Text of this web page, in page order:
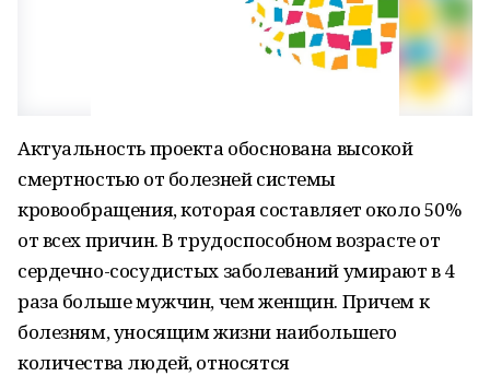
Актуальность проекта обоснована высокой
смертностью от болезней системы
кровообращения, которая составляет около 50%
от всех причин. В трудоспособном возрасте от
сердечно-сосудистых заболеваний умирают в 4
раза больше мужчин, чем женщин. Причем к
болезням, уносящим жизни наибольшего
количества людей, относятся